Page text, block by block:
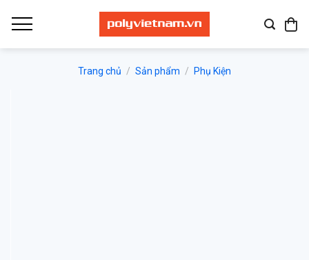
qua
Trang chủ / Sản phẩm / Phụ Kiện